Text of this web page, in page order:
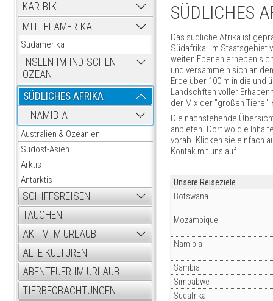
KARIBIK
MITTELAMERIKA
Südamerika
INSELN IM INDISCHEN
OZEAN
SÜDLICHES AFRIKA
NAMIBIA
Australien & Ozeanien
Südost-Asien
Arktis
Antarktis
SCHIFFSREISEN
TAUCHEN
AKTIV IM URLAUB
ALTE KULTUREN
ABENTEUER IM URLAUB
TIERBEOBACHTUNGEN
SÜDLICHES
Das südliche Afrika ist
Südafrika. Im Staatsgebiet
weiten Ebenen erheben
und versammeln sich an
Erde über 100 m in die und
Landschften voller
der Mix der "großen Tiere"
Die nachstehende
anbieten. Dort wo die
vorab. Klicken sie einfach
Kontak mit uns auf.
Unsere Reiseziele
Botswana
Mozambique
Namibia
Sambia
Simbabwe
Südafrika